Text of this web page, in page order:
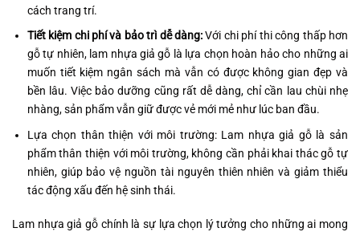
cách trang trí.
Tiết kiệm chi phí và bảo trì dễ dàng:Với chi phí thi công thấp hơn
gỗ tự nhiên, lam nhựa giả gỗ là lựa chọn hoàn hảo cho những ai
muốn tiết kiệm ngân sách mà vẫn có được không gian đẹp và
bền lâu. Việc bảo dưỡng cũng rất dễ dàng, chỉ cần lau chùi nhẹ
nhàng, sản phẩm vẫn giữ được vẻ mới mẻ như lúc ban đầu.
Lựa chọn thân thiện với môi trường: Lam nhựa giả gỗ là sản
phẩm thân thiện với môi trường, không cần phải khai thác gỗ tự
nhiên, giúp bảo vệ nguồn tài nguyên thiên nhiên và giảm thiểu
tác động xấu đến hệ sinh thái.
Lam nhựa giả gỗ chính là sự lựa chọn lý tưởng cho những ai mong